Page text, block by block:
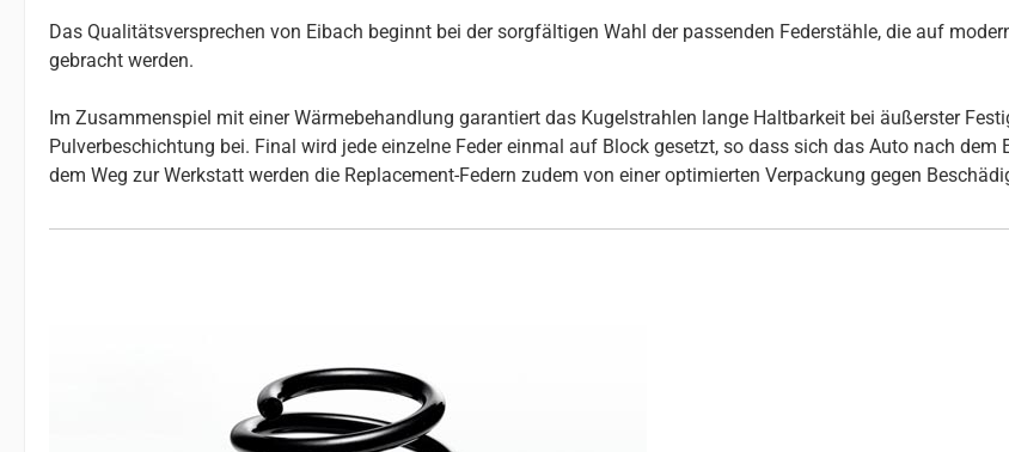
Das Qualitätsversprechen von Eibach beginnt bei der sorgfältigen Wahl der passenden Federstähle, die auf
gebracht werden.
Im Zusammenspiel mit einer Wärmebehandlung garantiert das Kugelstrahlen lange Haltbarkeit bei äußerster
Pulverbeschichtung bei. Final wird jede einzelne Feder einmal auf Block gesetzt, so dass sich das Auto nach
dem Weg zur Werkstatt werden die Replacement-Federn zudem von einer optimierten Verpackung gegen